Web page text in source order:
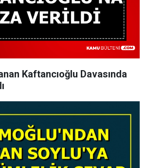
Kaftancıoğlu Davasında